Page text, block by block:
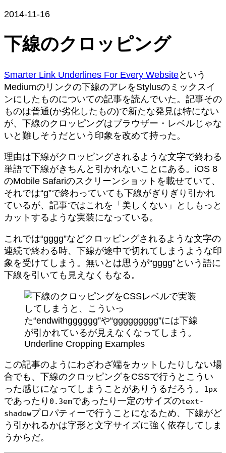
2014-11-16
下線のクロッピング
Smarter Link Underlines For Every Websiteという
Mediumのリンクの下線のアレをStylusのミックスイ
ンにしたものについての記事を読んでいた。記事その
ものは普通(か劣化したもの)で新たな発見は特にない
が、下線のクロッピングはブラウザー・レベルじゃな
いと難しそうだという印象を改めて持った。
理由は下線がクロッピングされるような文字で終わる
単語で下線がきちんと引かれないことにある。iOS 8
のMobile Safariのスクリーンショットを載せていて、
それでは“g”で終わっていても下線がぎりぎり引かれ
ているが、記事ではこれを「美しくない」としもっと
カットするような実装になっている。
これでは“gggg”などクロッピングされるような文字の
連続で終わる時、下線が途中で切れてしまうような印
象を受けてしまう。無いとは思うが“gggg”という語に
下線を引いても見えなくもなる。
Underline Cropping Examples
この記事のようにわざわざ端をカットしたりしない場
合でも、下線のクロッピングをCSSで行うとこうい
った感じになってしまうことがありうるだろう。
1px
であったり 0.3emであったり一定のサイズのtext-
shadowプロパティーで行うことになるため、下線がど
う引かれるかは字形と文字サイズに強く依存してしま
うからだ。